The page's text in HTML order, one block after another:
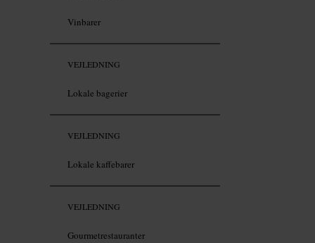
Vinbarer
VEJLEDNING
Lokale bagerier
VEJLEDNING
Lokale kaffebarer
VEJLEDNING
Gourmetrestauranter